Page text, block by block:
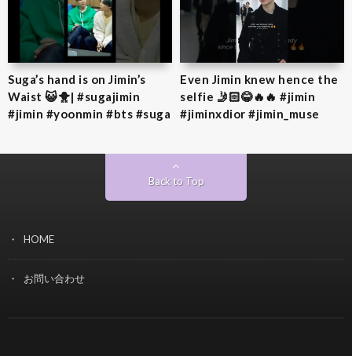
Suga’s hand is on Jimin’s
Waist 😺🐥| #sugajimin
#jimin #yoonmin #bts #suga
Even Jimin knew hence the
selfie 🤳🏻😂🔥🔥 #jimin
#jiminxdior #jimin_muse
Back to Top
HOME
お問い合わせ